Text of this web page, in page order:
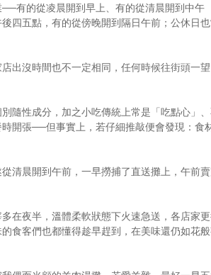
有的從凌晨開到早上、有的從清晨開到中午
四五點，有的從傍晚開到隔日午前；公休日
出沒時間也不一定相同，任何時候往街頭一望
隨性成分，加之小吃傳統上常是「吃點心」
開張──但事實上，若仔細推敲便會發現：食
清晨開到午前，一早撈捕了直送攤上，午前
在夜半，溫體柔軟狀態下火速急送，各店家
食客們也都懂得趁早趕到，在美味還仍如花